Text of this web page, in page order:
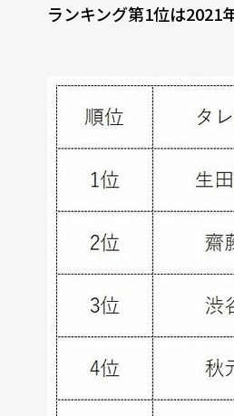
ランキング第1位は2021